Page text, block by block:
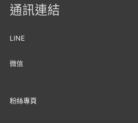
通訊連結
LINE
微信
粉絲專頁